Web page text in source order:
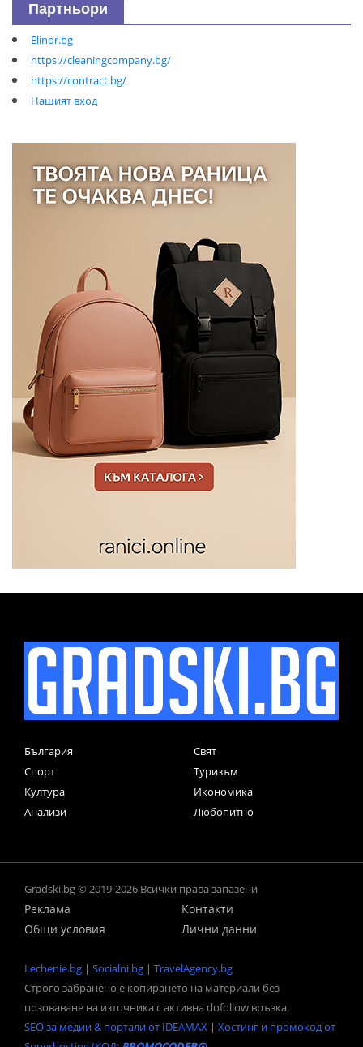
Партньори
Elinor.bg
https://cleaningcompany.bg/
https://contract.bg/
Нашият вход
България
Свят
Спорт
Туризъм
Култура
Икономика
Анализи
Любопитно
Gradski.bg © 2019-2026 Всички права запазени
Реклама
Контакти
Общи условия
Лични данни
Lechenie.bg | Socialni.bg | TravelAgency.bg
Строго забранено е копирането на материали без
позоваване на източника с активна dofollow връзка.
SEO за медии & портали от IDEAMAX | Хостинг и промокод от